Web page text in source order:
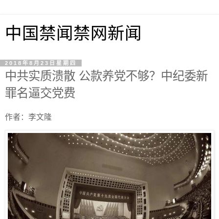
中国禁闻禁网新闻
2018年8月23日星期四
中共实质溃散 公款养党不够？中纪委新
罪名逼交党费
作者：李文隆